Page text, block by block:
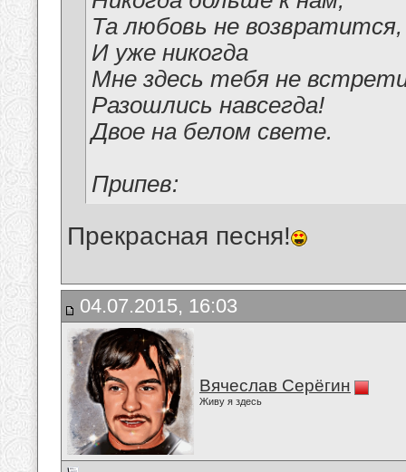
Та любовь не возвратится,
И уже никогда
Мне здесь тебя не
Разошлись навсегда!
Двое на белом свете.
Припев:
Прекрасная песня!
04.07.2015, 16:03
Вячеслав Серёгин
Живу я здесь